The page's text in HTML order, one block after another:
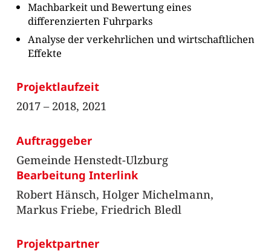
Machbarkeit und Bewertung eines
differenzierten Fuhrparks
Analyse der verkehrlichen und wirtschaftlichen
Effekte
Projektlaufzeit
2017 – 2018, 2021
Auftraggeber
Gemeinde Henstedt-Ulzburg
Bearbeitung Interlink
Robert Hänsch, Holger Michelmann,
Markus Friebe, Friedrich Bledl
Projektpartner